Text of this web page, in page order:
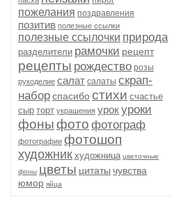
пожелания поздравления
позитив полезные ссылки
полезные ссылочки природа
разделители рамочки рецепт
рецепты рождество розы
рукоделие салат салаты скрап-
наборспасибостихи счастье
сыр торт украшения урокуроки
фоныфото фотограф
фотографии фотошоп
художник художница цветочные
фоны цветы цитаты чувства
юмор яйца